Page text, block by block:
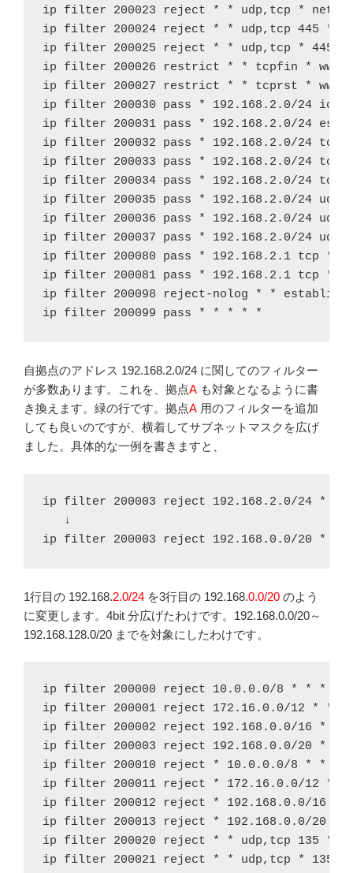
ip filter 200023 reject * * udp,tcp *
ip filter 200024 reject * * udp,tcp 445 *
ip filter 200025 reject * * udp,tcp * 445
ip filter 200026 restrict * * tcpfin *
ip filter 200027 restrict * * tcprst *
ip filter 200030 pass * 192.168.2.0/24
ip filter 200031 pass * 192.168.2.0/24
ip filter 200032 pass * 192.168.2.0/24 tcp
ip filter 200033 pass * 192.168.2.0/24 tcp
ip filter 200034 pass * 192.168.2.0/24
ip filter 200035 pass * 192.168.2.0/24 udp
ip filter 200036 pass * 192.168.2.0/24 udp
ip filter 200037 pass * 192.168.2.0/24 udp
ip filter 200080 pass * 192.168.2.1 tcp *
ip filter 200081 pass * 192.168.2.1 tcp *
ip filter 200098 reject-nolog * *
ip filter 200099 pass * * * * *
自拠点のアドレス 192.168.2.0/24 に関してのフィルター
が多数あります。これを、拠点A も対象となるように書
き換えます。緑の行です。拠点A 用のフィルターを追加
しても良いのですが、横着してサブネットマスクを広げ
ました。具体的な一例を書きますと、
ip filter 200003 reject 192.168.2.0/24 * *
   ↓
ip filter 200003 reject 192.168.0.0/20 * *
1行目の 192.168.2.0/24 を3行目の 192.168.0.0/20 のよう
に変更します。4bit 分広げたわけです。192.168.0.0/20～
192.168.128.0/20 までを対象にしたわけです。
ip filter 200000 reject 10.0.0.0/8 * * * *
ip filter 200001 reject 172.16.0.0/12 * * *
ip filter 200002 reject 192.168.0.0/16 * *
ip filter 200003 reject 192.168.0.0/20 * *
ip filter 200010 reject * 10.0.0.0/8 * * *
ip filter 200011 reject * 172.16.0.0/12 * *
ip filter 200012 reject * 192.168.0.0/16 *
ip filter 200013 reject * 192.168.0.0/20 *
ip filter 200020 reject * * udp,tcp 135 *
ip filter 200021 reject * * udp,tcp * 135